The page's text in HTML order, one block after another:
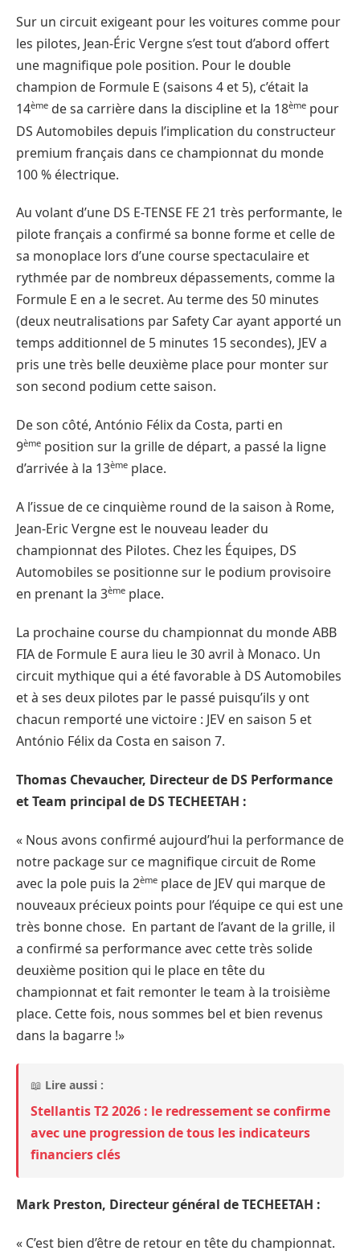
Sur un circuit exigeant pour les voitures comme pour
les pilotes, Jean-Éric Vergne s’est tout d’abord offert
une magnifique pole position. Pour le double
champion de Formule E (saisons 4 et 5), c’était la
14ème de sa carrière dans la discipline et la 18ème pour
DS Automobiles depuis l’implication du constructeur
premium français dans ce championnat du monde
100 % électrique.
Au volant d’une DS E-TENSE FE 21 très performante, le
pilote français a confirmé sa bonne forme et celle de
sa monoplace lors d’une course spectaculaire et
rythmée par de nombreux dépassements, comme la
Formule E en a le secret. Au terme des 50 minutes
(deux neutralisations par Safety Car ayant apporté un
temps additionnel de 5 minutes 15 secondes), JEV a
pris une très belle deuxième place pour monter sur
son second podium cette saison.
De son côté, António Félix da Costa, parti en
9ème position sur la grille de départ, a passé la ligne
d’arrivée à la 13ème place.
A l’issue de ce cinquième round de la saison à Rome,
Jean-Eric Vergne est le nouveau leader du
championnat des Pilotes. Chez les Équipes, DS
Automobiles se positionne sur le podium provisoire
en prenant la 3ème place.
La prochaine course du championnat du monde ABB
FIA de Formule E aura lieu le 30 avril à Monaco. Un
circuit mythique qui a été favorable à DS Automobiles
et à ses deux pilotes par le passé puisqu’ils y ont
chacun remporté une victoire : JEV en saison 5 et
António Félix da Costa en saison 7.
Thomas Chevaucher, Directeur de DS Performance
et Team principal de DS TECHEETAH :
« Nous avons confirmé aujourd’hui la performance de
notre package sur ce magnifique circuit de Rome
avec la pole puis la 2ème place de JEV qui marque de
nouveaux précieux points pour l’équipe ce qui est une
très bonne chose. En partant de l’avant de la grille, il
a confirmé sa performance avec cette très solide
deuxième position qui le place en tête du
championnat et fait remonter le team à la troisième
place. Cette fois, nous sommes bel et bien revenus
dans la bagarre !»
📖 Lire aussi :
Stellantis T2 2026 : le redressement se confirme
avec une progression de tous les indicateurs
financiers clés
Mark Preston, Directeur général de TECHEETAH :
« C’est bien d’être de retour en tête du championnat.